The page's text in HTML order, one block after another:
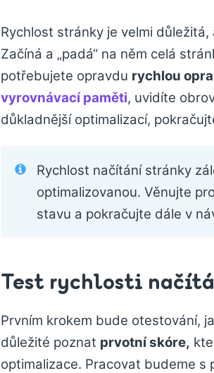
Rychlost stránky je velmi
Začíná a „padá“ na něm celá
potřebujete opravdu rychlou
vyrovnávací paměti, uvidíte
důkladnější optimalizací,
Rychlost načítání stránky
optimalizovanou. Věnujte
stavu a pokračujte dále v
Test rychlosti
Prvním krokem bude otestování,
důležité poznat prvotní skóre,
optimalizace. Pracovat budeme s